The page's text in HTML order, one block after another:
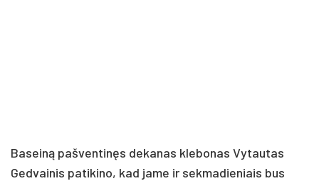
Baseiną pašventinęs dekanas klebonas Vytautas
Gedvainis patikino, kad jame ir sekmadieniais bus